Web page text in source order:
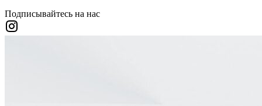
Подписывайтесь на нас